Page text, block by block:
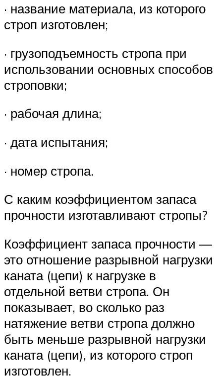
· название материала, из которого
строп изготовлен;
· грузоподъемность стропа при
использовании основных способов
строповки;
· рабочая длина;
· дата испытания;
· номер стропа.
С каким коэффициентом запаса
прочности изготавливают стропы?
Коэффициент запаса прочности —
это отношение разрывной нагруз­ки
каната (цепи) к нагрузке в
отдельной ветви стропа. Он
показыва­ет, во сколько раз
натяжение ветви стропа должно
быть меньше разрывной нагрузки
каната (цепи), из которого строп
изготовлен.